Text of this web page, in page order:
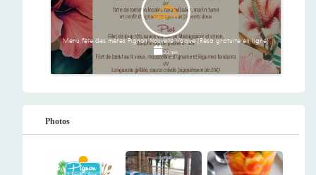
Menu fête des mères Pignon Nouvelle Vague (Résa gratuite en ligne)
25 mai
Photos